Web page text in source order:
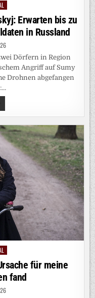
Erwarten bis zu
in Russland
Dörfern in Region
Angriff auf Sumy
Drohnen abgefangen
für meine
fand